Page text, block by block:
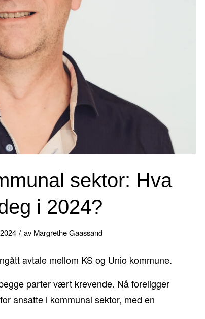
sektor: Hva
i 2024?
/ av Margrethe Gaassand
avtale mellom KS og Unio kommune.
parter vært krevende. Nå foreligger
ansatte i kommunal sektor, med en